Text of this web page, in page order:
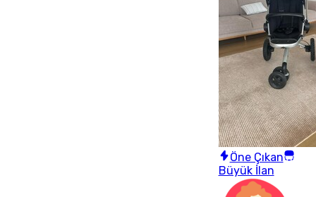
Öne Çıkan
Büyük İlan